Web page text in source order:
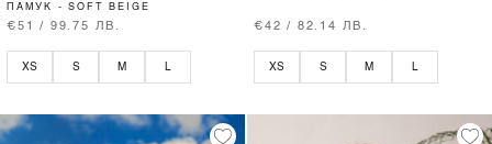
ПАМУК - SOFT BEIGE
€51 / 99.75 ЛВ.
XS S M L
€42 / 82.14 ЛВ.
XS S M L